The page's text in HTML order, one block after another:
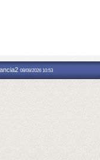
08/08/2026 10:53